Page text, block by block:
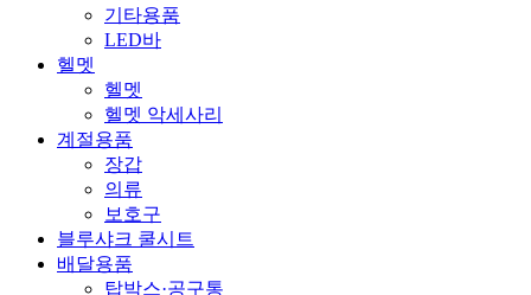
기타용품
LED바
헬멧
헬멧
헬멧 악세사리
계절용품
장갑
의류
보호구
블루샤크 쿨시트
배달용품
탑박스·공구통